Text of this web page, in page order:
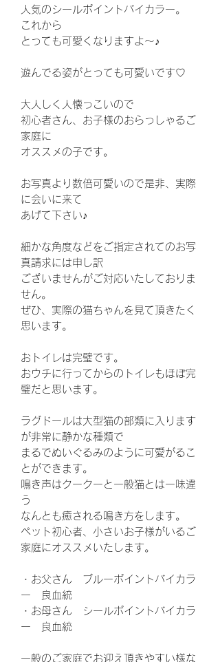
人気のシールポイントバイカラー。
これから
とっても可愛くなりますよ～♪
遊んでる姿がとっても可愛いです♡
大人しく人懐っこいので
初心者さん、お子様のおらっしゃるご
家庭に
オススメの子です。
お写真より数倍可愛いので是非、実際
に会いに来て
あげて下さい♪
細かな角度などをご指定されてのお写
真請求には申し訳
ございませんがご対応いたしておりま
せん。
ぜひ、実際の猫ちゃんを見て頂きたく
思います。
おトイレは完璧です。
おウチに行ってからのトイレもほぼ完
璧だと思います。
ラグドールは大型猫の部類に入ります
が非常に静かな種類で
まるでぬいぐるみのように可愛がるこ
とができます。
鳴き声はクークーと一般猫とは一味違
う
なんとも癒される鳴き方をします。
ペット初心者、小さいお子様がいるご
家庭にオススメいたします。
・お父さん ブルーポイントバイカラ
ー 良血統
・お母さん シールポイントバイカラ
ー 良血統
一般のご家庭でお迎え頂きやすい様な